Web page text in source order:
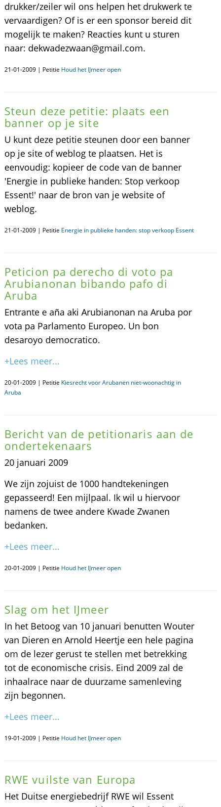
drukker/zeiler wil ons helpen het drukwerk te
vervaardigen? Of is er een sponsor bereid dit
mogelijk te maken? Reacties kunt u sturen
naar: dekwadezwaan@gmail.com.
21-01-2009 | Petitie Houd het IJmeer open
Steun deze petitie: plaats een
banner op je site
U kunt deze petitie steunen door een banner
op je site of weblog te plaatsen. Het is
eenvoudig: kopieer de code van de banner
'Energie in publieke handen: Stop verkoop
Essent!' naar de bron van je website of
weblog.
21-01-2009 | Petitie Energie in publieke handen: stop verkoop Essent
Peticion pa derecho di voto pa
Arubianonan bibando pafo di
Aruba
Entrante e aña aki Arubianonan na Aruba por
vota pa Parlamento Europeo. Un bon
desaroyo democratico.
+Lees meer...
20-01-2009 | Petitie Kiesrecht voor Arubanen niet-woonachtig in
Aruba
Bericht van de petitionaris aan de
ondertekenaars
20 januari 2009
We zijn zojuist de 1000 handtekeningen
gepasseerd! Een mijlpaal. Ik wil u hiervoor
namens de twee andere Kwade Zwanen
bedanken.
+Lees meer...
20-01-2009 | Petitie Houd het IJmeer open
Slag om het IJmeer
In het Betoog van 10 januari benutten Wouter
van Dieren en Arnold Heertje een hele pagina
om de lezer gerust te stellen met betrekking
tot de economische crisis. Eind 2009 zal de
inhaalrace naar de duurzame samenleving
zijn begonnen.
+Lees meer...
19-01-2009 | Petitie Houd het IJmeer open
RWE vuilste van Europa
Het Duitse energiebedrijf RWE wil Essent